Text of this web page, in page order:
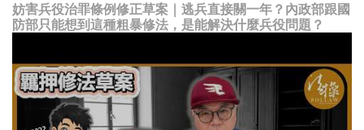
妨害兵役治罪條例修正草案｜逃兵直接關一年？內政部跟國
防部只能想到這種粗暴修法，是能解決什麼兵役問題？